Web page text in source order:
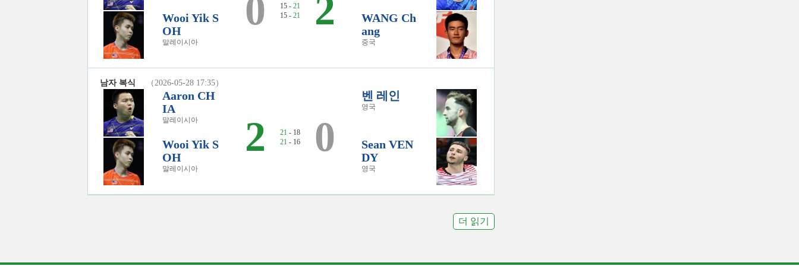
Wooi Yik S
OH
말레이시아
0 15 - 21
15 - 21 2
WANG Ch
ang
중국
남자 복식 （2026-05-28 17:35）
Aaron CH
IA
말레이시아
Wooi Yik S
OH
말레이시아
2 21 - 18
21 - 16 0
벤 레인
영국
Sean VEN
DY
영국
더 읽기